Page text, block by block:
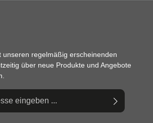
unseren regelmäßig erscheinenden
über neue Produkte und Angebote